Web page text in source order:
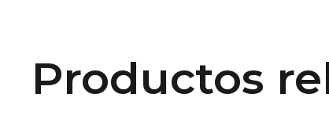
Productos